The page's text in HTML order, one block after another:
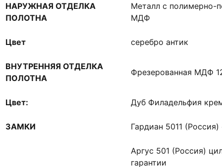
НАРУЖНАЯ ОТДЕЛКА
ПОЛОТНА
Металл с
МДФ
Цвет серебро антик
ВНУТРЕННЯЯ ОТДЕЛКА
ПОЛОТНА
Фрезерованная МДФ
Цвет: Дуб Филадельфия
ЗАМКИ Гардиан 5011
Аргус 501 (Россия)
гарантии